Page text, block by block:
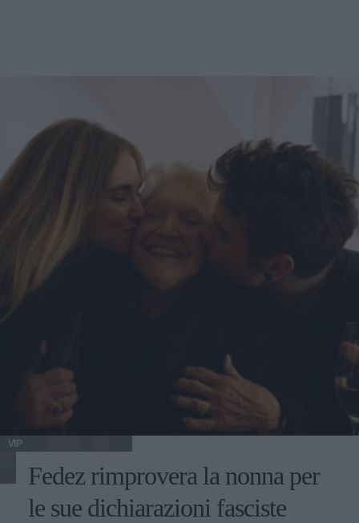
VIP
Fedez rimprovera la nonna per
le sue dichiarazioni fasciste